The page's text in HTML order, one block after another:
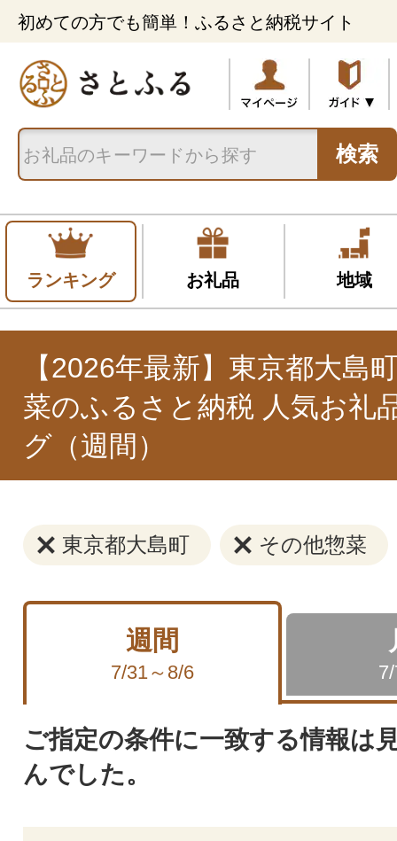
初めての方でも簡単！ふるさと納税サイト
検索
ランキング お礼品 地域
【2026年最新】東京都大島
菜のふるさと納税 人気お礼
グ（週間）
東京都大島町 その他惣菜
週間
7/31～8/6
ご指定の条件に一致する情報は
んでした。